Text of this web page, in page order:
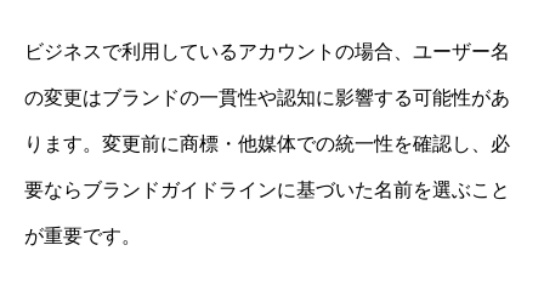
ビジネスで利用しているアカウントの場合、ユーザー名
の変更はブランドの一貫性や認知に影響する可能性があ
ります。変更前に商標・他媒体での統一性を確認し、必
要ならブランドガイドラインに基づいた名前を選ぶこと
が重要です。